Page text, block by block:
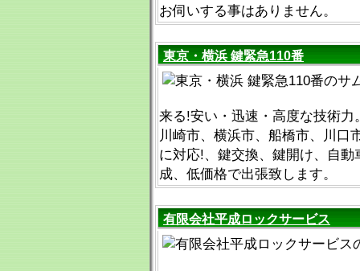
お伺いする事はありません。
東京・横浜 鍵緊急110番
来る!安い・迅速・高度な技術力
川崎市、横浜市、船橋市、川
に対応!、鍵交換、鍵開け、自動
成、低価格で出張致します。
有限会社平成ロックサービス